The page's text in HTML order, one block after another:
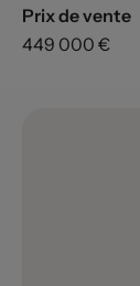
Prix de vente
449 000 €